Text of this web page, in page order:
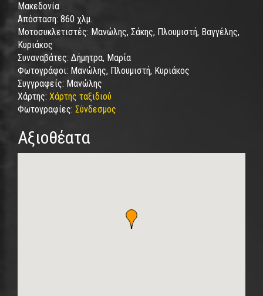
Μακεδονία
Απόσταση: 860 χλμ.
Μοτοσυκλετιστές: Μανώλης, Σάκης, Πλουμιστή, Βαγγέλης,
Κυριάκος
Συναναβάτες: Δήμητρα, Μαρία
Φωτογράφοι: Μανώλης, Πλουμιστή, Κυριάκος
Συγγραφείς: Μανώλης
Χάρτης: Χάρτης ταξιδιού
Φωτογραφίες: Σύνδεσμος
Αξιοθέατα